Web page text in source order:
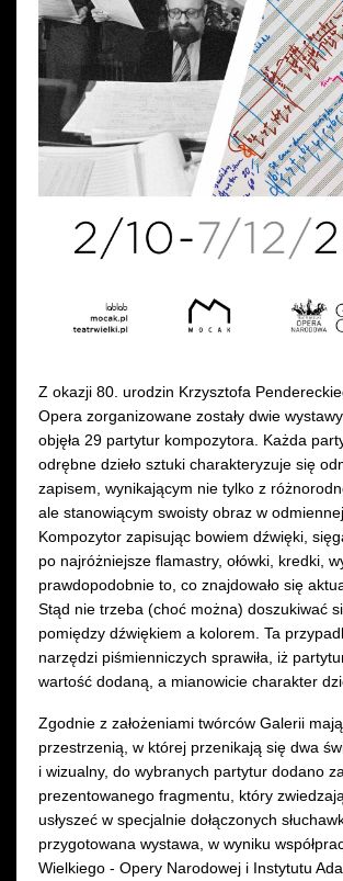
Wynajem kostiumów
Wynajem rekwizytów
Fundusze unijne
Dotacje celowe
Z okazji 80. urodzin Krzysztofa
Opera zorganizowane zostały dwie
objęła 29 partytur kompozytora. Każda
odrębne dzieło sztuki charakteryzuje się
zapisem, wynikającym nie tylko z
ale stanowiącym swoisty obraz w
Kompozytor zapisując bowiem dźwięki,
po najróżniejsze flamastry, ołówki, kredki,
prawdopodobnie to, co znajdowało się
Stąd nie trzeba (choć można) doszukiwać
pomiędzy dźwiękiem a kolorem. Ta
narzędzi piśmienniczych sprawiła, iż
wartość dodaną, a mianowicie charakter
Zgodnie z założeniami twórców Galerii
przestrzenią, w której przenikają się dwa
i wizualny, do wybranych partytur dodano
prezentowanego fragmentu, który
usłyszeć w specjalnie dołączonych
przygotowana wystawa, w wyniku
Wielkiego - Opery Narodowej i Instytutu